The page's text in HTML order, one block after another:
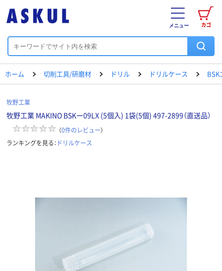
カゴ
メニュー
ホーム 切削工具/研磨材 ドリル ドリルケース BSK
牧野工業
牧野工業 MAKINO BSKー09LX (5個入) 1袋(5個) 497-2899（直送品）
（0件のレビュー）
ランキングを見る： ドリルケース